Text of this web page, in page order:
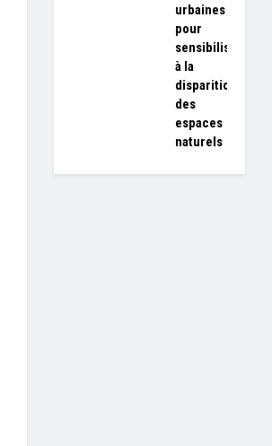
urbaines
pour
sensibiliser
à la
disparition
des
espaces
naturels